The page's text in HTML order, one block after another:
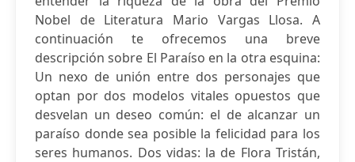
Nobel de Literatura Mario Vargas Llosa. A
continuación te ofrecemos una breve
descripción sobre El Paraíso en la otra esquina:
Un nexo de unión entre dos personajes que
optan por dos modelos vitales opuestos que
desvelan un deseo común: el de alcanzar un
paraíso donde sea posible la felicidad para los
seres humanos. Dos vidas: la de Flora Tristán,